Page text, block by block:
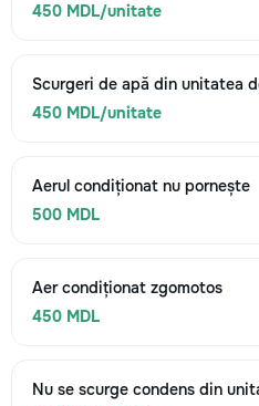
450 MDL/unitate
Scurgeri de apă din unitatea
450 MDL/unitate
Aerul condiționat nu pornește
500 MDL
Aer condiționat zgomotos
450 MDL
Nu se scurge condens din